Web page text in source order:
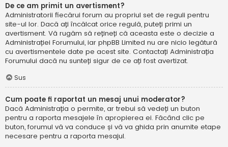
De ce am primit un avertisment?
Administratorii fiecărui forum au propriul set de reguli pentru
site-ul lor. Dacă ați încălcat orice regulă, puteți primi un
avertisment. Vă rugăm să rețineți că aceasta este o decizie a
Administrației Forumului, iar phpBB Limited nu are nicio legătură
cu avertismentele date pe acest site. Contactați Administrația
Forumului dacă nu sunteți sigur de ce ați fost avertizat.
Sus
Cum poate fi raportat un mesaj unui moderator?
Dacă Administrația o permite, ar trebui să vedeți un buton
pentru a raporta mesajele în apropierea ei. Făcând clic pe
buton, forumul vă va conduce și vă va ghida prin anumite etape
necesare pentru a raporta mesajul.